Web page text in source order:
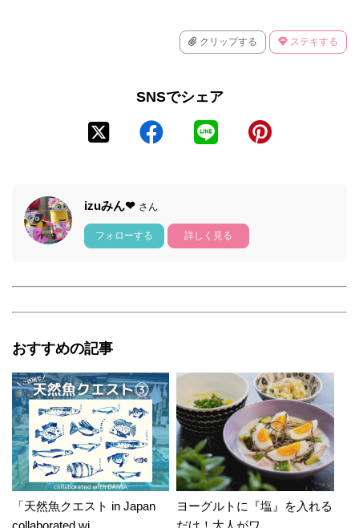
クリップする ステキする
SNSでシェア
izuみん❤ さん
フォローする 詳しく見る
おすすめの記事
「天然魚クエスト in Japan
collaborated wi...
ヨーグルトに『塩』を入れる
だけ！大人がワ...